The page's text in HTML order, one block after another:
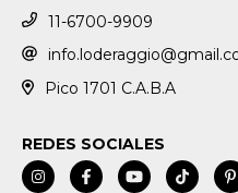
11-6700-9909
Pico 1701 C.A.B.A
REDES SOCIALES